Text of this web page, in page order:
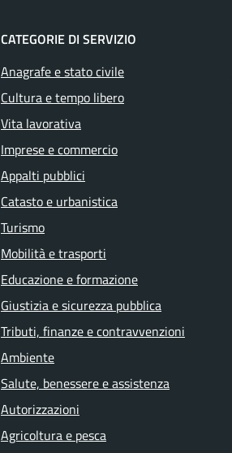
CATEGORIE DI SERVIZIO
Anagrafe e stato civile
Cultura e tempo libero
Vita lavorativa
Imprese e commercio
Appalti pubblici
Catasto e urbanistica
Turismo
Mobilità e trasporti
Educazione e formazione
Giustizia e sicurezza pubblica
Tributi, finanze e contravvenzioni
Ambiente
Salute, benessere e assistenza
Autorizzazioni
Agricoltura e pesca